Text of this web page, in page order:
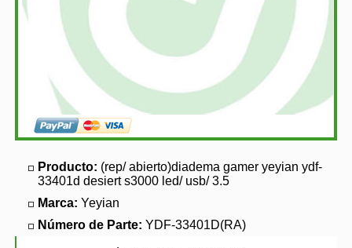
Producto: (rep/ abierto)diadema gamer yeyian ydf-
33401d desiert s3000 led/ usb/ 3.5
Marca: Yeyian
Número de Parte: YDF-33401D(RA)